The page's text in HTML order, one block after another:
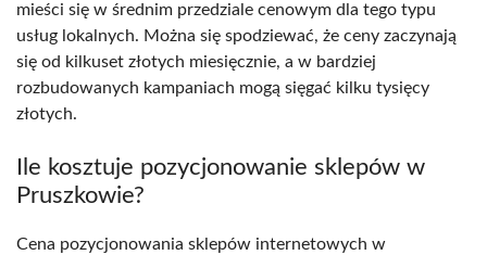
mieści się w średnim przedziale cenowym dla tego typu
usług lokalnych. Można się spodziewać, że ceny zaczynają
się od kilkuset złotych miesięcznie, a w bardziej
rozbudowanych kampaniach mogą sięgać kilku tysięcy
złotych.
Ile kosztuje pozycjonowanie sklepów w
Pruszkowie?
Cena pozycjonowania sklepów internetowych w